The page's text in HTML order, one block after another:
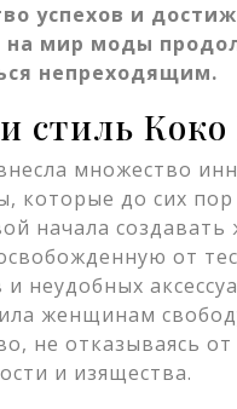
успехов и
на мир моды
непреходящим.
стиль
множество
которые до сих пор
начала создавать
от
и неудобных
женщинам
не отказываясь от
и изящества.